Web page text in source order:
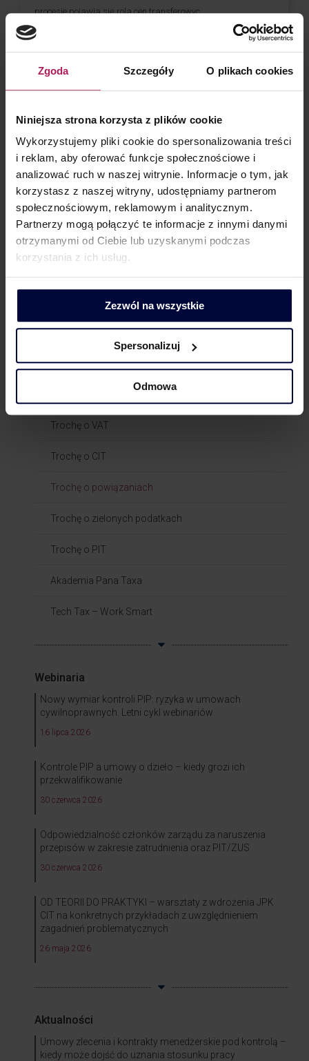
Zgoda Szczegóły O plikach cookies
Niniejsza strona korzysta z plików cookie
Wykorzystujemy pliki cookie do spersonalizowania treści
i reklam, aby oferować funkcje społecznościowe i
analizować ruch w naszej witrynie. Informacje o tym, jak
korzystasz z naszej witryny, udostępniamy partnerom
społecznościowym, reklamowym i analitycznym.
Partnerzy mogą połączyć te informacje z innymi danymi
otrzymanymi od Ciebie lub uzyskanymi podczas
korzystania z ich usług.
Zezwól na wszystkie
Spersonalizuj
Odmowa
procesie pojawia się rola cen transferowyc...
Czytaj #WIĘCEJ
1 2 3 … 82 Next
Kontakt dla mediów
Tel.: +48 500 127 570
Blogi
Trochę o VAT
Trochę o CIT
Trochę o powiązaniach​
Trochę o zielonych podatkach
Trochę o PIT
Akademia Pana Taxa
Tech Tax – Work Smart
Webinaria
Nowy wymiar kontroli PIP: ryzyka w umowach
cywilnoprawnych. Letni cykl webinariów
16 lipca 2026
Kontrole PIP a umowy o dzieło – kiedy grozi ich
przekwalifikowanie
30 czerwca 2026
Odpowiedzialność członków zarządu za naruszenia
przepisów w zakresie zatrudnienia oraz PIT/ZUS
30 czerwca 2026
OD TEORII DO PRAKTYKI – warsztaty z wdrożenia JPK
CIT na konkretnych przykładach z uwzględnieniem
zagadnień problematycznych
26 maja 2026
Aktualności
Umowy zlecenia i kontrakty menedżerskie pod kontrolą –
kiedy może dojść do uznania stosunku pracy